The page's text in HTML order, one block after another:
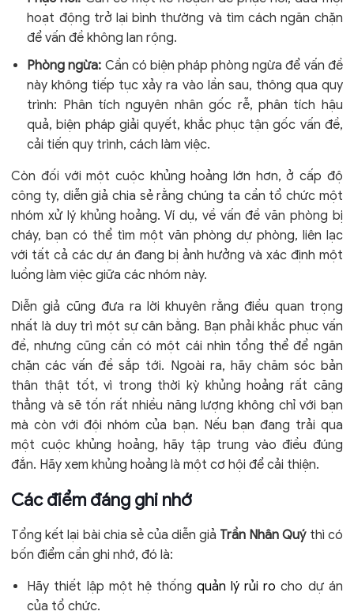
hoạt động trở lại bình thường và tìm cách ngăn chặn
để vấn đề không lan rộng.
Phòng ngừa: Cần có biện pháp phòng ngừa để vấn đề
này không tiếp tục xảy ra vào lần sau, thông qua quy
trình: Phân tích nguyên nhân gốc rễ, phân tích hậu
quả, biện pháp giải quyết, khắc phục tận gốc vấn đề,
cải tiến quy trình, cách làm việc.
Còn đối với một cuộc khủng hoảng lớn hơn, ở cấp độ
công ty, diễn giả chia sẻ rằng chúng ta cần tổ chức một
nhóm xử lý khủng hoảng. Ví dụ, về vấn đề văn phòng bị
cháy, bạn có thể tìm một văn phòng dự phòng, liên lạc
với tất cả các dự án đang bị ảnh hưởng và xác định một
luồng làm việc giữa các nhóm này.
Diễn giả cũng đưa ra lời khuyên rằng điều quan trọng
nhất là duy trì một sự cân bằng. Bạn phải khắc phục vấn
đề, nhưng cũng cần có một cái nhìn tổng thể để ngăn
chặn các vấn đề sắp tới. Ngoài ra, hãy chăm sóc bản
thân thật tốt, vì trong thời kỳ khủng hoảng rất căng
thẳng và sẽ tốn rất nhiều năng lượng không chỉ với bạn
mà còn với đội nhóm của bạn. Nếu bạn đang trải qua
một cuộc khủng hoảng, hãy tập trung vào điều đúng
đắn. Hãy xem khủng hoảng là một cơ hội để cải thiện.
Các điểm đáng ghi nhớ
Tổng kết lại bài chia sẻ của diễn giả Trần Nhân Quýthì có
bốn điểm cần ghi nhớ, đó là:
Hãy thiết lập một hệ thống quản lý rủi rocho dự án
của tổ chức.